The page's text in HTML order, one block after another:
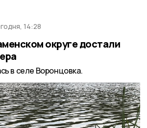
14:28
округе достали
в селе Воронцовка.